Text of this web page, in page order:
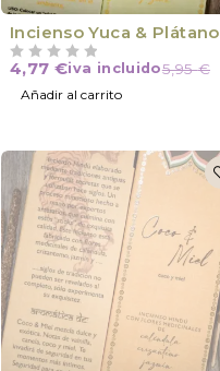
Incienso Yuca & Plátano
5,95€
4,77 €iva incluido
Añadir al carrito